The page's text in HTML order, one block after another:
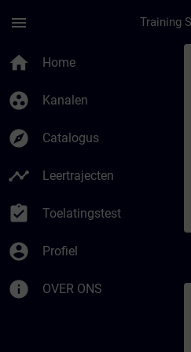
menu
home Home
group_work Kanalen
explore Catalogus
timeline Leertrajecten
assignment_turned_in Toelatingstest
account_circle Profiel
info OVER ONS